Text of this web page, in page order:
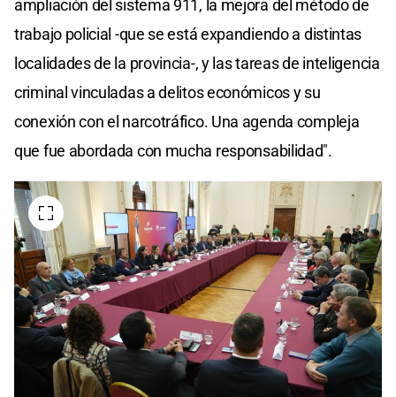
ampliación del sistema 911, la mejora del método de
trabajo policial -que se está expandiendo a distintas
localidades de la provincia-, y las tareas de inteligencia
criminal vinculadas a delitos económicos y su
conexión con el narcotráfico. Una agenda compleja
que fue abordada con mucha responsabilidad".